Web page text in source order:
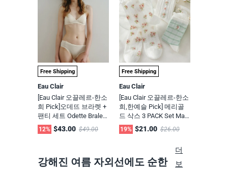
Free Shipping
Eau Clair
[Eau Clair 오끌레르-한소
희 Pick]오데뜨 브라렛 +
팬티 세트 Odette Bralett
e + Panty Set / 무신사, 2
9cm 화제의 브랜드
12% $43.00 $49.00
Free Shipping
Eau Clair
[Eau Clair 오끌레르-한소
희,한예슬 Pick] 메리골
드 삭스 3 PACK Set Mari
gold 3 Piece Socks Set /
무신사, 29cm 화제의 브
19% $21.00 $26.00
강해진 여름 자외선에도 순한
더
보